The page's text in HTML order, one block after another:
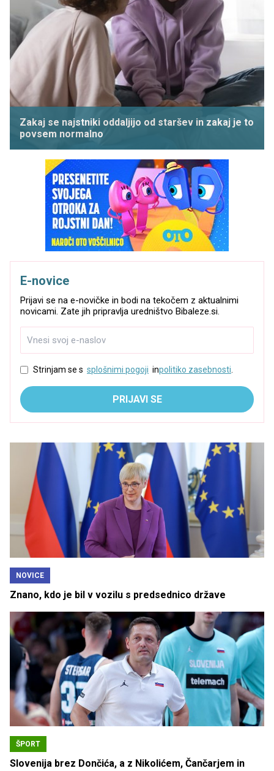
Zakaj se najstniki oddaljijo od staršev in zakaj je to
povsem normalno
E-novice
Prijavi se na e-novičke in bodi na tekočem z aktualnimi
novicami. Zate jih pripravlja uredništvo Bibaleze.si.
Strinjam se s splošnimi pogoji inpolitiko zasebnosti.
PRIJAVI SE
NOVICE
Znano, kdo je bil v vozilu s predsednico države
ŠPORT
Slovenija brez Dončića, a z Nikolićem, Čančarjem in